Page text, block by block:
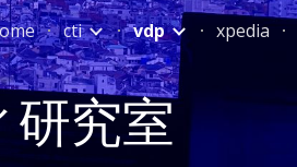
Skip to navigation
cti vdp xpedia
究室